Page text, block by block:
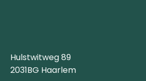
Hulstwitweg 89
2031BG Haarlem